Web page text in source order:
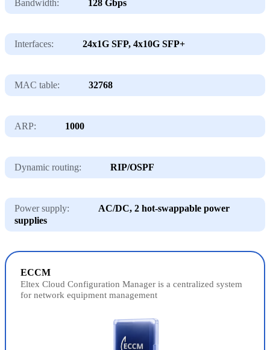
Bandwidth: 128 Gbps
Interfaces: 24x1G SFP, 4x10G SFP+
MAC table: 32768
ARP: 1000
Dynamic routing: RIP/OSPF
Power supply:
AC/DC, 2 hot-swappable power
supplies
ECCM
Eltex Cloud Configuration Manager is a centralized system
for network equipment management